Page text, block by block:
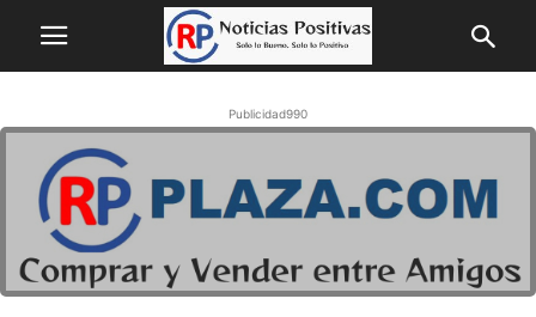
Publicidad990